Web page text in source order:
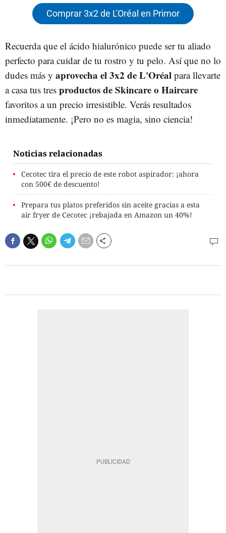
Comprar 3x2 de L'Oréal en Primor
Recuerda que el ácido hialurónico puede ser tu aliado
perfecto para cuidar de tu rostro y tu pelo. Así que no lo
dudes más y aprovecha el 3x2 de L'Oréal para llevarte
a casa tus tres productos de Skincare o Haircare
favoritos a un precio irresistible. Verás resultados
inmediatamente. ¡Pero no es magia, sino ciencia!
Noticias relacionadas
Cecotec tira el precio de este robot aspirador: ¡ahora
con 500€ de descuento!
Prepara tus platos preferidos sin aceite gracias a esta
air fryer de Cecotec ¡rebajada en Amazon un 40%!